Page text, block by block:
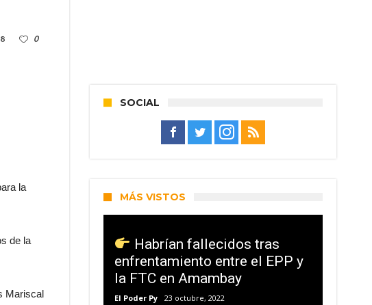
0
la
de la
Mariscal
SOCIAL
MÁS VISTOS
Habrían fallecidos tras
enfrentamiento entre el EPP y
la FTC en Amambay
El Poder Py 23 octubre, 2022